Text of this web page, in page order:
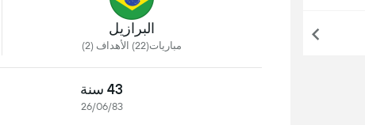
البرازيل
مباريات(22) الأهداف (2)
43 سنة
26/06/83